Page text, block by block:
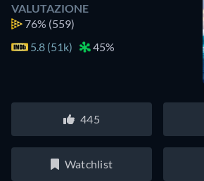
VALUTAZIONE
76% (559)
5.8 (51k)
45%
445
Watchlist